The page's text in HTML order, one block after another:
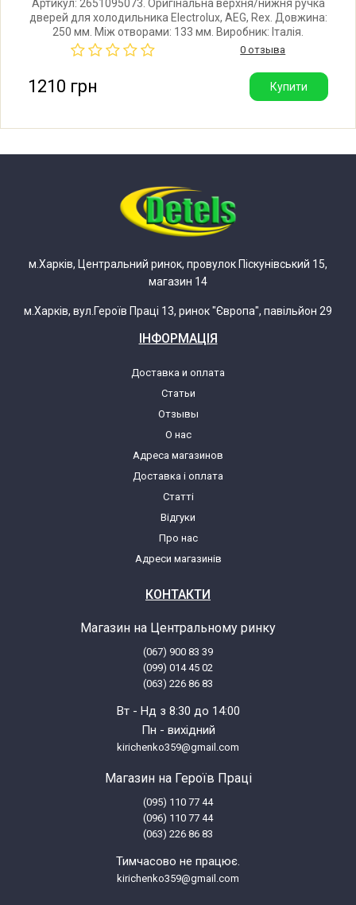
Electrolux EJ2801AOW2 920241124 01
Electrolux EJ2801AOW2 920241124 04
Electrolux EJ2801AOW2 920241124 05
Electrolux EJ2801AOW2 920241124 06
Electrolux EJ2802AOW2
Electrolux EJ2802AOW2 920241129 01
Electrolux EJ2802AOW2 920241129 02
Electrolux EJ2802AOW2 920241129 03
Electrolux EJ2802AOW2 920241129 04
Electrolux EJ2803AOW2
Electrolux EJ2803AOW2 920241128 00
Electrolux EJ2803AOW2 920241128 01
Electrolux EJ2803AOW2 920241128 02
Electrolux EJ2803AOW2 920241128 03
Electrolux EJ2803AOW2 920241128 05
Артикул: 2651095073. Оригінальна верхня/нижня ручка
дверей для холодильника Electrolux, AEG, Rex. Довжина:
250 мм. Між отворами: 133 мм. Виробник: Італія.
0 отзыва
1210 грн Купити
м.Харків, Центральний ринок, провулок Піскунівський 15,
магазин 14
м.Харків, вул.Героїв Праці 13, ринок "Європа", павільйон 29
ІНФОРМАЦІЯ
Доставка и оплата
Статьи
Отзывы
О нас
Адреса магазинов
Доставка і оплата
Статті
Відгуки
Про нас
Адреси магазинів
КОНТАКТИ
Магазин на Центральному ринку
(067) 900 83 39
(099) 014 45 02
(063) 226 86 83
Вт - Нд з 8:30 до 14:00
Пн - вихідний
kirichenko359@gmail.com
Магазин на Героїв Праці
(095) 110 77 44
(096) 110 77 44
(063) 226 86 83
Тимчасово не працює.
kirichenko359@gmail.com